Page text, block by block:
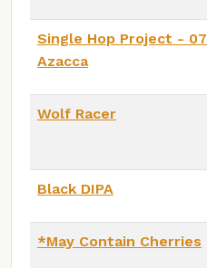
Single Hop Project - 07
Azacca
Wolf Racer
Black DIPA
*May Contain Cherries